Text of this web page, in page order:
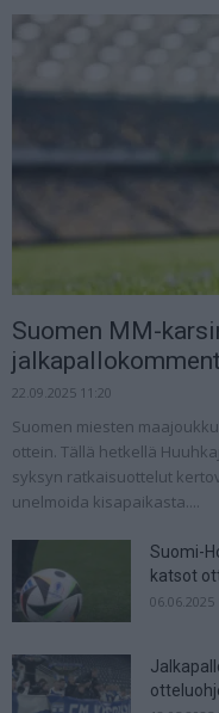
Suomen MM-
22.09.2025 11:20
Suomen miesten
ottein. Tällä hetkellä
syksyn ratkaisuottelut
unelmoida kisapaikasta....
Suomi-
katsot
06.06.2025